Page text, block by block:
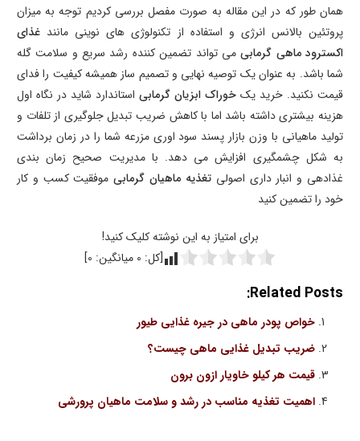
همان طور که در این مقاله به صورت مفصل بررسی کردیم توجه به میزان
پروتئین بالانس انرژی و استفاده از تکنولوژی های نوینی مانند غذای
اکسترود ماهی گرمابیمی تواند تضمین کننده رشد سریع و سلامت گله
شما باشد. به عنوان یک توصیه نهایی و تصمیم ساز همیشه کیفیت را فدای
قیمت نکنید. خرید یک خوراک ابزیان گرمابی استاندارد شاید در نگاه اول
هزینه بیشتری داشته باشد اما با کاهش ضریب تبدیل جلوگیری از تلفات و
تولید ماهیانی با وزن بازار پسند سود اوری مزرعه شما را در زمان برداشت
به شکل چشمگیری افزایش می دهد. با مدیریت صحیح زمان بندی
غذادهی و انبار داری اصولیتغذیه ماهیان گرمابیموفقیت کسب و کار
خود را تضمین کنید
برای امتیاز به این نوشته کلیک کنید!
[کل: 0 میانگین: 0
]
Related Posts:
خواص پودر ماهی در جیره غذایی طیور
ضریب تبدیل غذایی ماهی چیست؟
قیمت هر کیلو خاویار ازون برون
اهمیت تغذیه مناسب در رشد و سلامت ماهیان پرورشی